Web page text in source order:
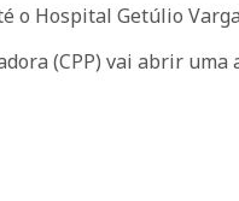
o Hospital Getúlio
(CPP) vai abrir